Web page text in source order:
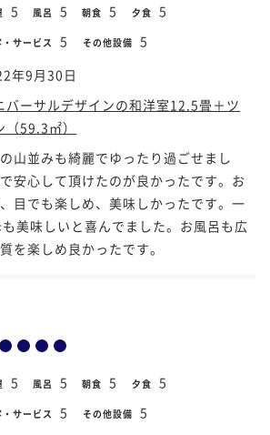
5 風呂 5 朝食 5 夕食 5
・サービス 5 その他設備 5
年9月30日
バーサルデザインの和洋室12.5畳＋ツ
（59.3㎡）
山並みも綺麗でゆったり過ごせまし
安心して頂けたのが良かったです。お
目でも楽しめ、美味しかったです。一
美味しいと喜んでました。お風呂も広
を楽しめ良かったです。
5 風呂 5 朝食 5 夕食 5
・サービス 5 その他設備 5